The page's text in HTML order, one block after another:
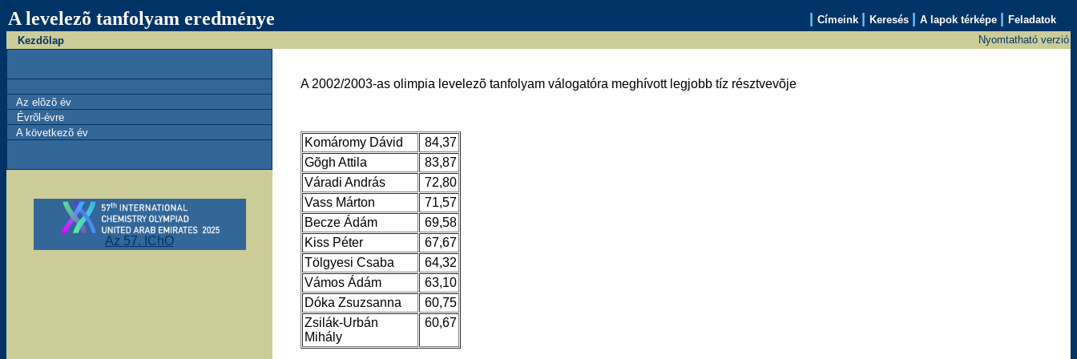
A levelezõ tanfolyam eredménye Címeink Keresés A lapok térképe
Feladatok
Kezdõlap
Nyomtatható verzió
Az elõzõ év
Évrõl-évre
A következõ év
Az 57. IChO
A 2002/2003-as olimpia levelezõ tanfolyam válogatóra meghívott legjobb tíz résztvevõje
Komáromy Dávid
84,37
Gõgh Attila
83,87
Váradi András
72,80
Vass Márton
71,57
Becze Ádám
69,58
Kiss Péter
67,67
Tölgyesi Csaba
64,32
Vámos Ádám
63,10
Dóka Zsuzsanna
60,75
Zsilák-Urbán
Mihály
60,67